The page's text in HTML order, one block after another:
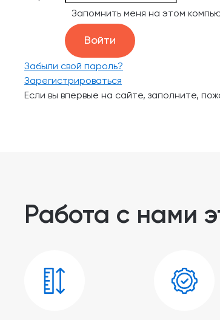
Запомнить меня на этом
Забыли свой пароль?
Зарегистрироваться
Если вы впервые на сайте, заполните,
Работа с нами